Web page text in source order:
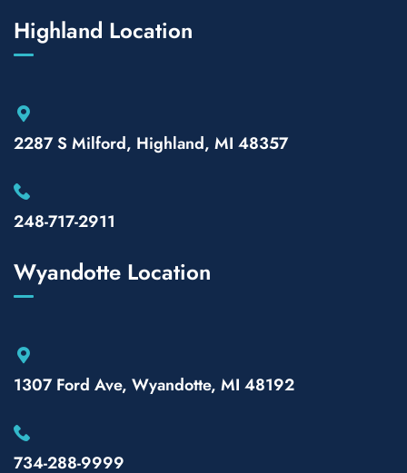
Highland Location
2287 S Milford, Highland, MI 48357
248-717-2911
Wyandotte Location
1307 Ford Ave, Wyandotte, MI 48192
734-288-9999